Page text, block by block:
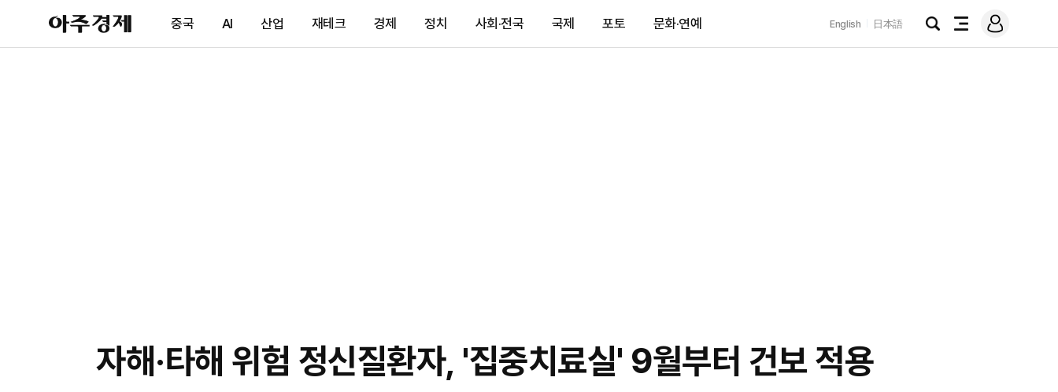
아
주
제
중국 AI 산업 재테크 경제 정치 사회·전국 국제 포토 문화·연예 English 日本語
검
전
메
그
자해·타해 위험 정신질환자, '집중치료실' 9월부터 건보 적용